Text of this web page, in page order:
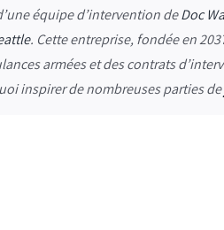
équipe d’intervention deDoc
. Cette entreprise, fondée en
armées et des contrats
inspirer de nombreuses parties de